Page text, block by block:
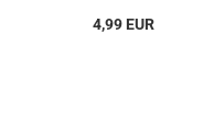
4,99 EUR